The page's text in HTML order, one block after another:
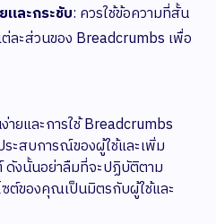
และกระชับ: ควรใช้ข้อความที่สั้น
ละส่วนของ Breadcrumbs เพื่อ
ายและการใช้ Breadcrumbs
ระสบการณ์ของผู้ใช้และเพิ่ม
ดังนั้นอย่าลืมที่จะปฏิบัติตาม
ซต์ของคุณเป็นมิตรกับผู้ใช้และ